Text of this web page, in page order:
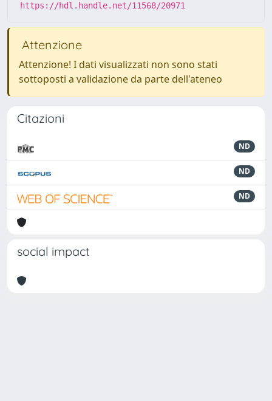
https://hdl.handle.net/11568/20971
Attenzione
Attenzione! I dati visualizzati non sono stati
sottoposti a validazione da parte dell'ateneo
Citazioni
ND
ND
ND
social impact